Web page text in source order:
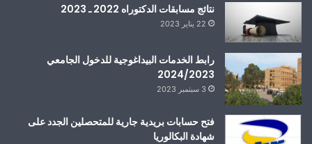
نتائج مسابقات الدكتوراه 2022 ـ 2023
22 يناير 2023
رابط الخدمات البيداغوجية للدخول الجامعي
2024/2023
3 سبتمبر 2023
فتح حسابات بريدية جارية للمتحصلين الجدد على
شهادة البكالوريا